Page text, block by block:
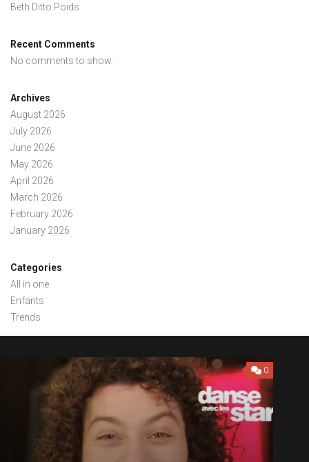
Beth Ditto Poids
Recent Comments
No comments to show.
Archives
August 2026
July 2026
June 2026
May 2026
April 2026
March 2026
February 2026
January 2026
Categories
All in one
Enfants
Trends
0